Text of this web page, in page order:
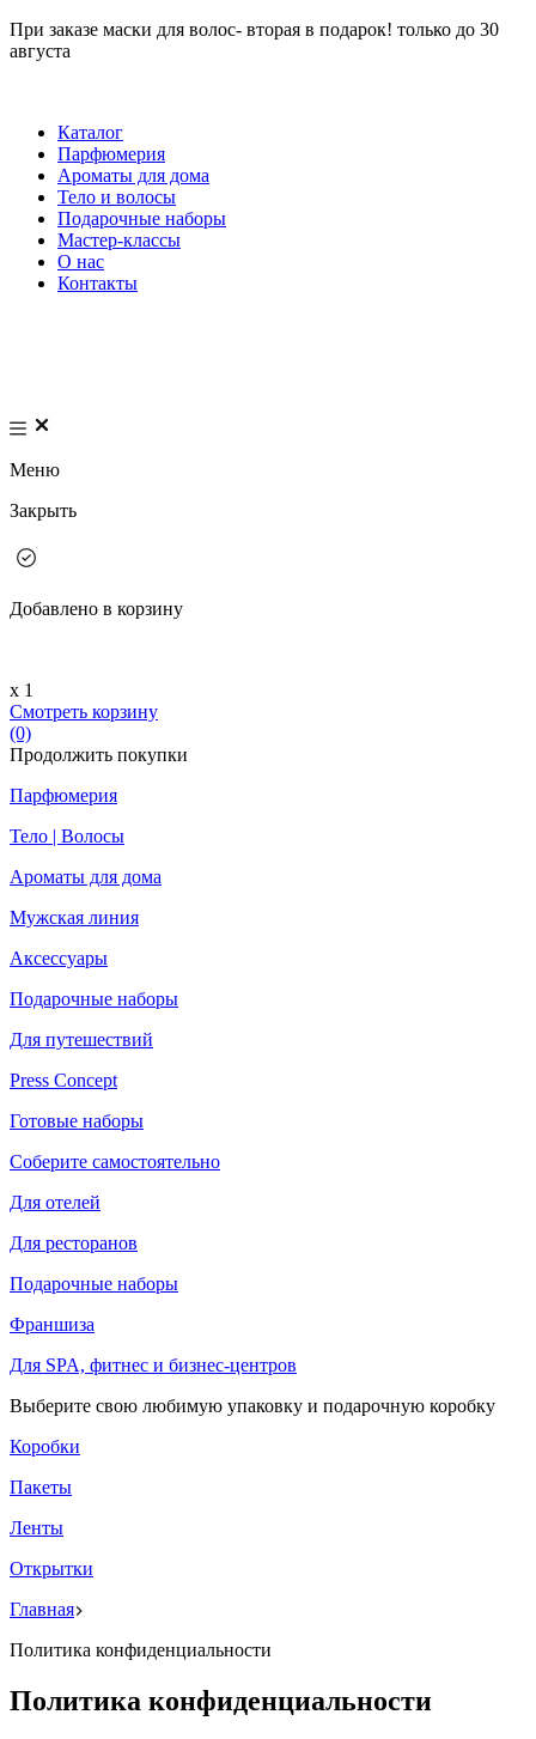
При заказе маски для волос- вторая в подарок! только до 30
августа
Каталог
Парфюмерия
Ароматы для дома
Тело и волосы
Подарочные наборы
Мастер-классы
О нас
Контакты
Меню
Закрыть
Добавлено в корзину
х 1
Смотреть корзину
(0)
Продолжить покупки
Парфюмерия
Тело | Волосы
Ароматы для дома
Мужская линия
Аксессуары
Подарочные наборы
Для путешествий
Press Concept
Готовые наборы
Соберите самостоятельно
Для отелей
Для ресторанов
Подарочные наборы
Франшиза
Для SPA, фитнес и бизнес-центров
Выберите свою любимую упаковку и подарочную коробку
Коробки
Пакеты
Ленты
Открытки
Главная
Политика конфиденциальности
Политика конфиденциальности